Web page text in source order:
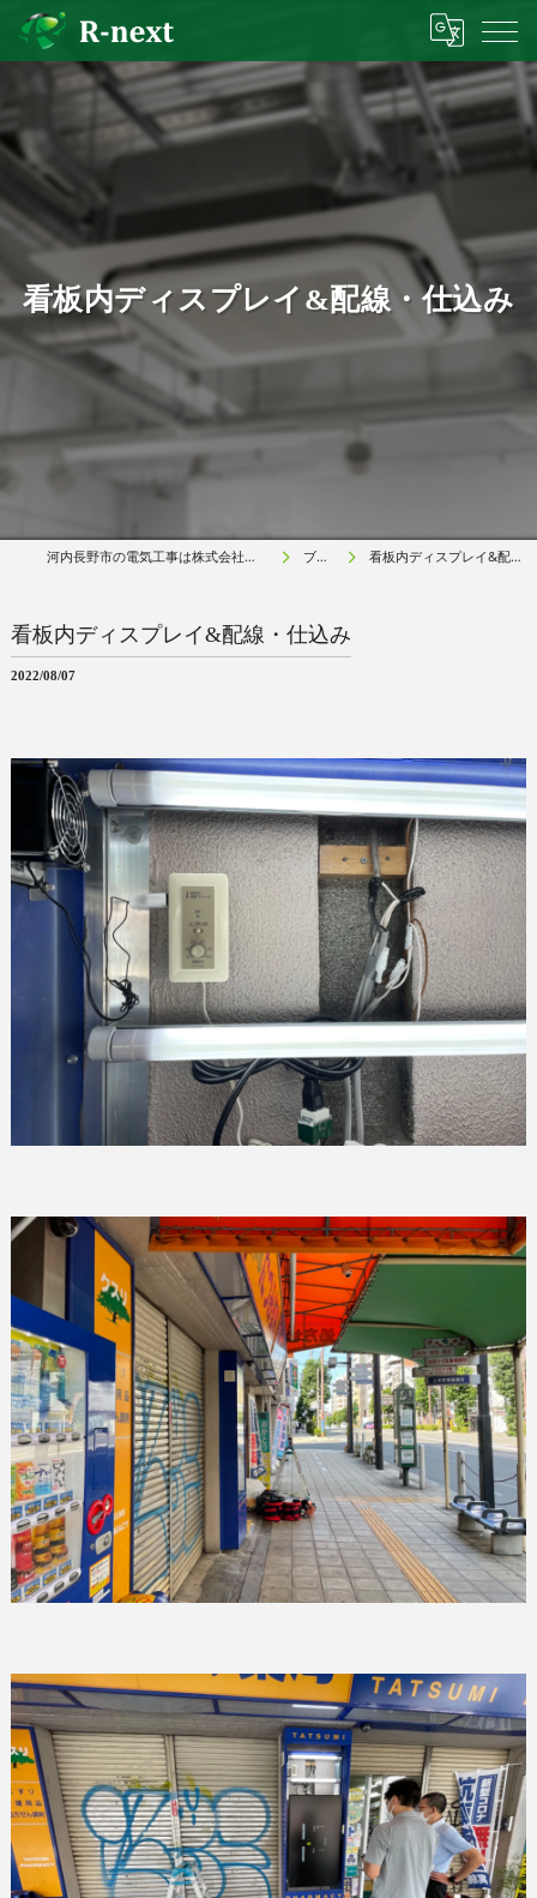
看板内ディスプレイ&配線・仕込み
河内長野市の電気工事は株式会社アールネクスト ブログ 看板内ディスプレイ&配線・仕込み
看板内ディスプレイ&配線・仕込み
2022/08/07